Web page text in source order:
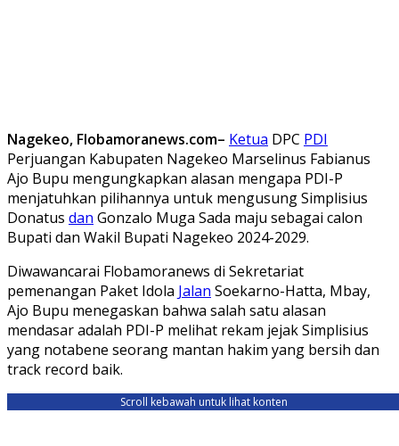
Nagekeo, Flobamoranews.com– Ketua DPC PDI
Perjuangan Kabupaten Nagekeo Marselinus Fabianus
Ajo Bupu mengungkapkan alasan mengapa PDI-P
menjatuhkan pilihannya untuk mengusung Simplisius
Donatus dan Gonzalo Muga Sada maju sebagai calon
Bupati dan Wakil Bupati Nagekeo 2024-2029.
Diwawancarai Flobamoranews di Sekretariat
pemenangan Paket Idola Jalan Soekarno-Hatta, Mbay,
Ajo Bupu menegaskan bahwa salah satu alasan
mendasar adalah PDI-P melihat rekam jejak Simplisius
yang notabene seorang mantan hakim yang bersih dan
track record baik.
Scroll kebawah untuk lihat konten